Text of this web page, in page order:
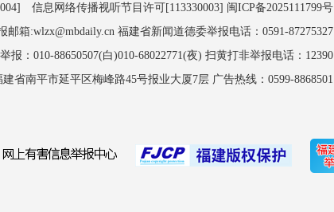
信息网络传播视听节目许可[113330003] 闽ICP备2025111799号
箱:wlzx@mbdaily.cn 福建省新闻道德委举报电话：0591-87275327
报：010-88650507(白)010-68022771(夜) 扫黄打非举报电话：12390
省南平市延平区梅峰路45号报业大厦7层 广告热线：0599-8868501